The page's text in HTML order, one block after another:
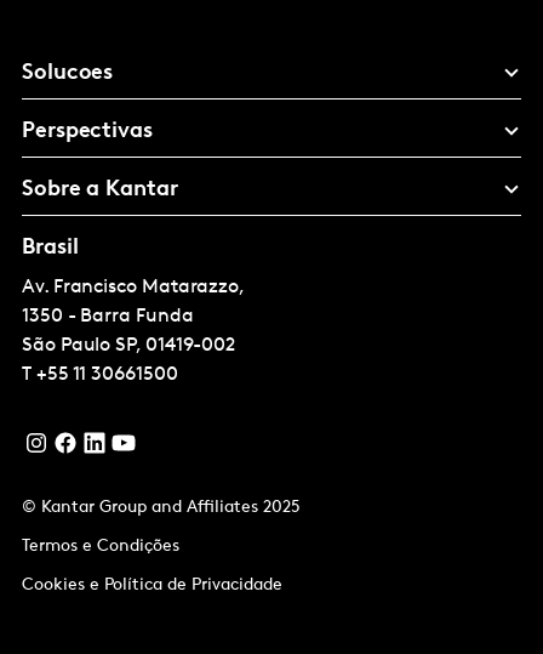
Solucoes
Perspectivas
Sobre a Kantar
Brasil
Av. Francisco Matarazzo,
1350 - Barra Funda
São Paulo SP, 01419-002
T +55 11 30661500
© Kantar Group and Affiliates 2025
Termos e Condições
Cookies e Política de Privacidade